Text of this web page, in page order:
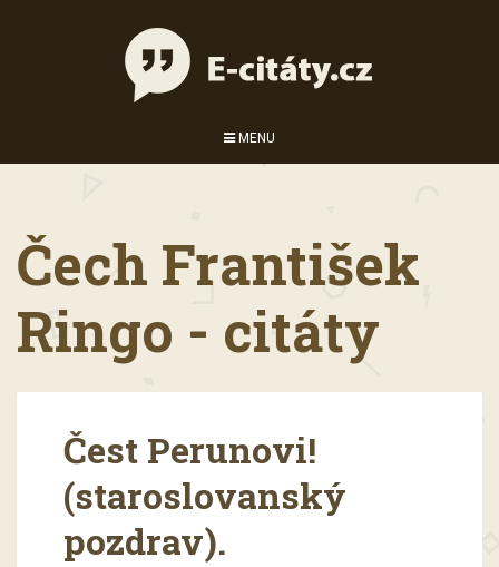
MENU
Čech František
Ringo - citáty
Čest Perunovi!
(staroslovanský
pozdrav).